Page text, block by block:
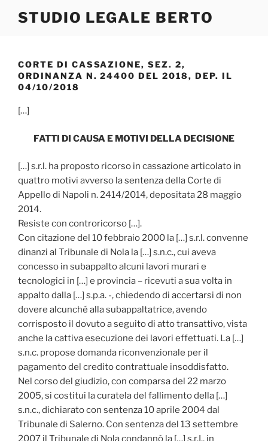
STUDIO LEGALE BERTO
CORTE DI CASSAZIONE, SEZ. 2,
ORDINANZA N. 24400 DEL 2018, DEP. IL
04/10/2018
[…]
FATTI DI CAUSA E MOTIVI DELLA DECISIONE
[…] s.r.l. ha proposto ricorso in cassazione articolato in
quattro motivi avverso la sentenza della Corte di
Appello di Napoli n. 2414/2014, depositata 28 maggio
2014.
Resiste con controricorso […].
Con citazione del 10 febbraio 2000 la […] s.r.l. convenne
dinanzi al Tribunale di Nola la […] s.n.c., cui aveva
concesso in subappalto alcuni lavori murari e
tecnologici in […] e provincia – ricevuti a sua volta in
appalto dalla […] s.p.a. -, chiedendo di accertarsi di non
dovere alcunché alla subappaltatrice, avendo
corrisposto il dovuto a seguito di atto transattivo, vista
anche la cattiva esecuzione dei lavori effettuati. La […]
s.n.c. propose domanda riconvenzionale per il
pagamento del credito contrattuale insoddisfatto.
Nel corso del giudizio, con comparsa del 22 marzo
2005, si costituì la curatela del fallimento della […]
s.n.c., dichiarato con sentenza 10 aprile 2004 dal
Tribunale di Salerno. Con sentenza del 13 settembre
2007 il Tribunale di Nola condannò la […] s.r.I., in